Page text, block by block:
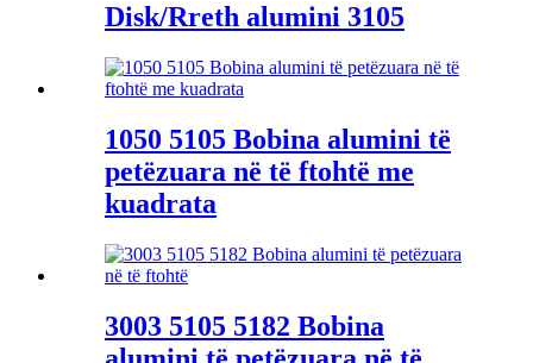
Disk/Rreth alumini 3105
1050 5105 Bobina alumini të
petëzuara në të ftohtë me
kuadrata
3003 5105 5182 Bobina